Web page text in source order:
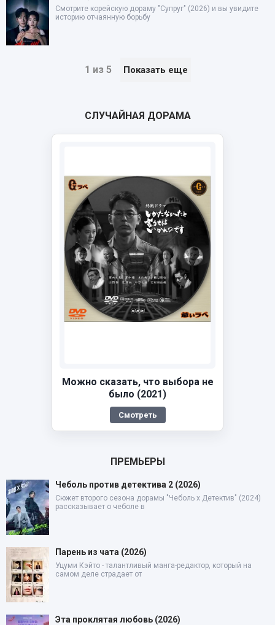
Смотрите корейскую дораму "Супруг" (2026) и вы увидите
историю отчаянную борьбу
1 из 5 Показать еще
СЛУЧАЙНАЯ ДОРАМА
Можно сказать, что выбора не
было (2021)
Смотреть
ПРЕМЬЕРЫ
Чеболь против детектива 2 (2026)
Сюжет второго сезона дорамы "Чеболь x Детектив" (2024)
рассказывает о чеболе в
Парень из чата (2026)
Уцуми Кэйто - талантливый манга-редактор, который на
самом деле страдает от
Эта проклятая любовь (2026)